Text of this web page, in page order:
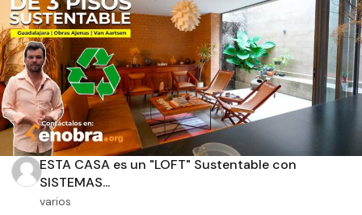
ESTA CASA es un "LOFT" Sustentable con
SISTEMAS...
varios